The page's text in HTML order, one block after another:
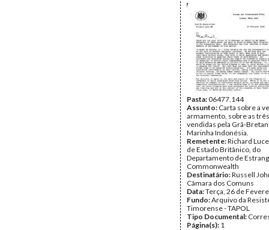
Pasta:06477.144
Assunto: Carta sobre a
armamento, sobre as
vendidas pela Grã-
Marinha Indonésia.
Remetente:Richard
de Estado Britânico, do
Departamento de
Commonwealth
Destinatário:Russell
Câmara dos Comuns
Data:Terça, 26 de
Fundo:Arquivo da
Timorense - TAPOL
Tipo Documental:
Página(s): 1